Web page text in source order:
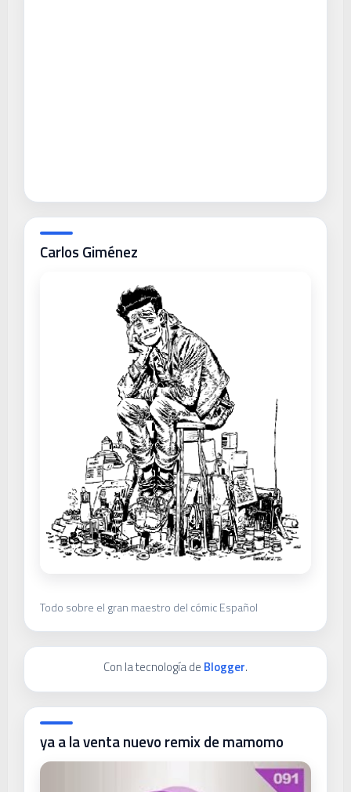
Carlos Giménez
Todo sobre el gran maestro del cómic Español
Con la tecnología de Blogger.
ya a la venta nuevo remix de mamomo